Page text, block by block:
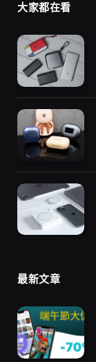
大家都在看
最新文章